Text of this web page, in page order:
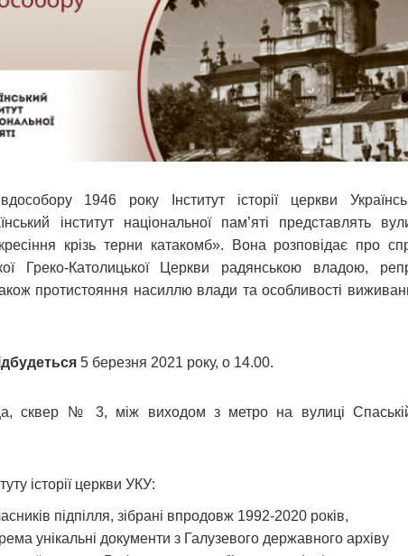
1946 року Інститут історії церкви
інститут національної пам’яті представлять
крізь терни катакомб». Вона розповідає про
Греко-Католицької Церкви радянською владою,
протистояння насиллю влади та особливості
5 березня 2021 року, о 14.00.
сквер № 3, між виходом з метро на вулиці
історії церкви УКУ:
підпілля, зібрані впродовж 1992-2020 років,
унікальні документи з Галузевого державного архіву